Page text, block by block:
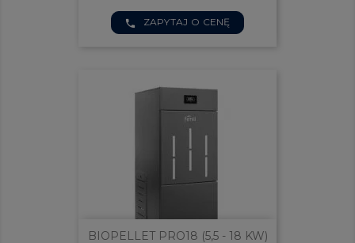
phone ZAPYTAJ O CENĘ
BIOPELLET PRO18 (5,5 - 18 KW)